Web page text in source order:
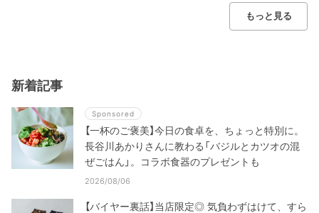
もっと見る
新着記事
Sponsored
【一杯のご褒美】今日の食卓を、ちょっと特別に。
長谷川あかりさんに教わる「バジルとカツオの混
ぜごはん」。コラボ食器のプレゼントも
2026/08/06
【バイヤー裏話】当店限定◎ 気負わずはけて、すら